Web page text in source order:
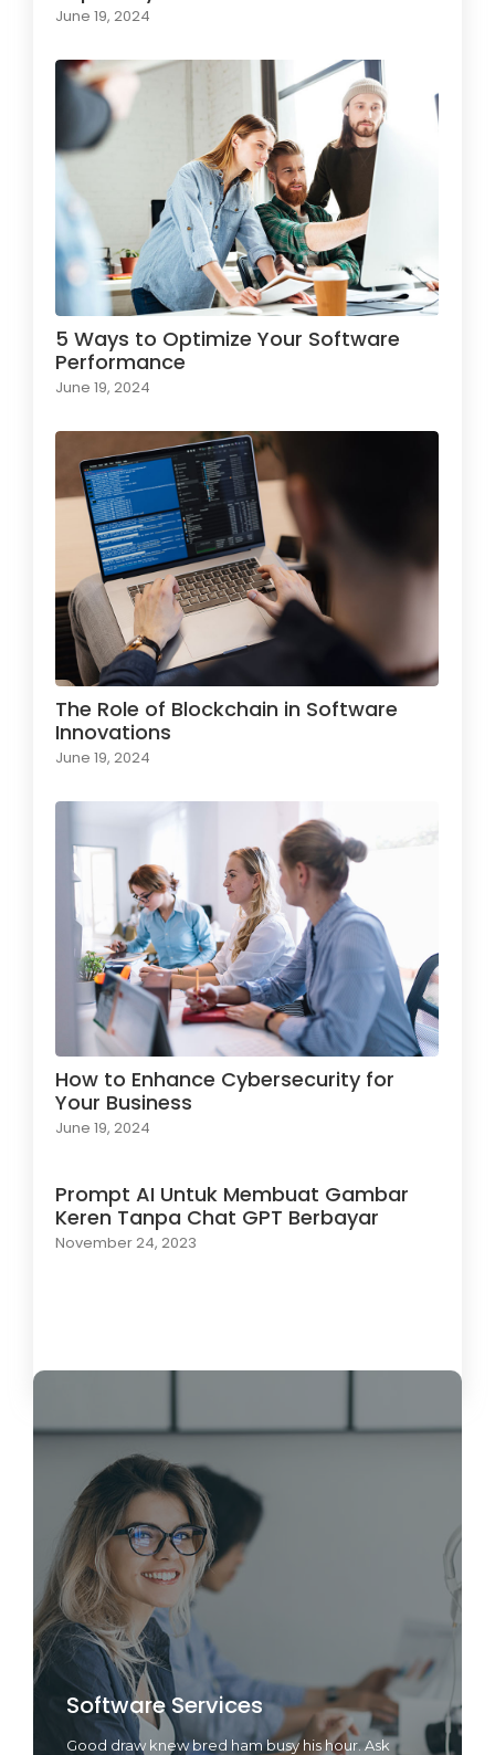
June 19, 2024
5 Ways to Optimize Your Software
Performance
June 19, 2024
The Role of Blockchain in Software
Innovations
June 19, 2024
How to Enhance Cybersecurity for
Your Business
June 19, 2024
Prompt AI Untuk Membuat Gambar
Keren Tanpa Chat GPT Berbayar
November 24, 2023
Software Services
Good draw knew bred ham busy his hour. Ask